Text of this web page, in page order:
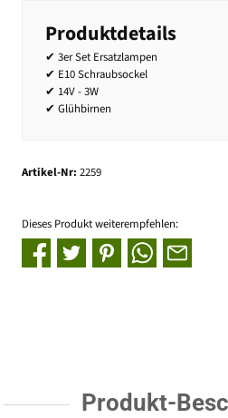
Produktdetails
✔ 3er Set Ersatzlampen
✔ E10 Schraubsockel
✔ 14V - 3W
✔ Glühbirnen
Artikel-Nr: 2259
Dieses Produkt weiterempfehlen:
Produkt-